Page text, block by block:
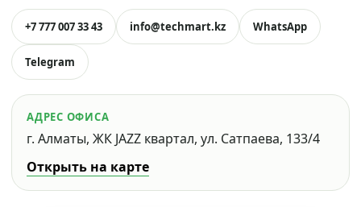
+7 777 007 33 43 info@techmart.kz WhatsApp
Telegram
АДРЕС ОФИСА
г. Алматы, ЖК JAZZ квартал, ул. Сатпаева, 133/4
Открыть на карте